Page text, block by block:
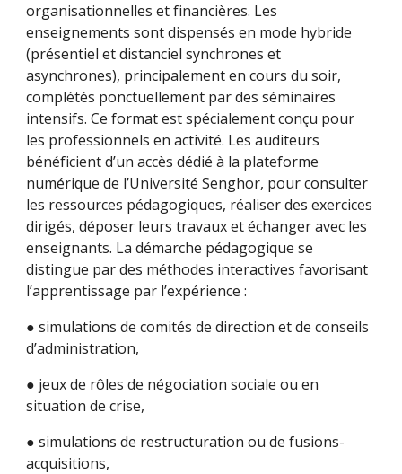
organisationnelles et financières. Les
enseignements sont dispensés en mode hybride
(présentiel et distanciel synchrones et
asynchrones), principalement en cours du soir,
complétés ponctuellement par des séminaires
intensifs. Ce format est spécialement conçu pour
les professionnels en activité. Les auditeurs
bénéficient d’un accès dédié à la plateforme
numérique de l’Université Senghor, pour consulter
les ressources pédagogiques, réaliser des exercices
dirigés, déposer leurs travaux et échanger avec les
enseignants. La démarche pédagogique se
distingue par des méthodes interactives favorisant
l’apprentissage par l’expérience :
● simulations de comités de direction et de conseils
d’administration,
● jeux de rôles de négociation sociale ou en
situation de crise,
● simulations de restructuration ou de fusions-
acquisitions,